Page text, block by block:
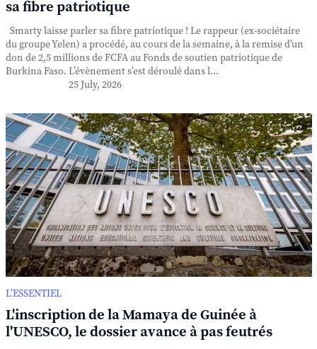
sa fibre patriotique
Smarty laisse parler sa fibre patriotique ! Le rappeur (ex-sociétaire
du groupe Yelen) a procédé, au cours de la semaine, à la remise d’un
don de 2,5 millions de FCFA au Fonds de soutien patriotique de
Burkina Faso. L’évènement s’est déroulé dans l...
25 July, 2026
L’ESSENTIEL
L'inscription de la Mamaya de Guinée à
l'UNESCO, le dossier avance à pas feutrés